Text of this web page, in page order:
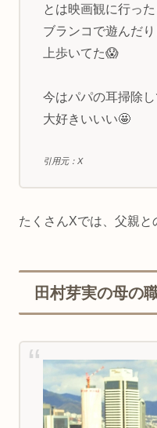
とは映画観に行っ
ブランコで遊んだ
上歩いてた😱
今はパパの耳掃除
大好きいいい🤩
引用元：X
たくさんXでは、父親と
田村芽実の母の